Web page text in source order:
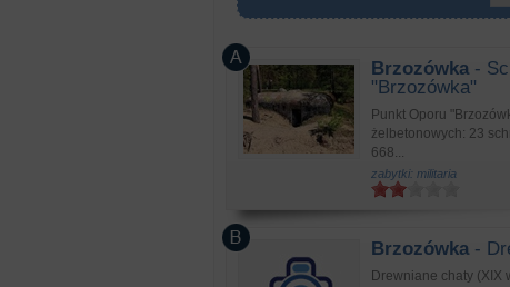
Brzozówka-
"Brzozówka"
Punkt Oporu
żelbetonowych: 23
668...
zabytki: militaria
Brzozówka-
Drewniane chaty (XIX